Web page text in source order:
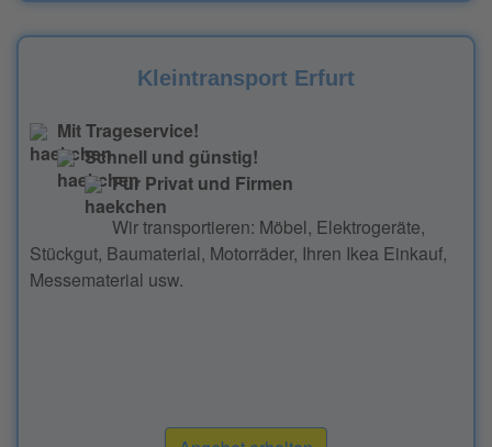
Kleintransport Erfurt
Mit Trageservice!
Schnell und günstig!
Für Privat und Firmen
Wir transportieren: Möbel, Elektrogeräte,
Stückgut, Baumaterial, Motorräder, Ihren Ikea Einkauf,
Messematerial usw.